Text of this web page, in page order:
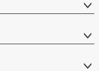
ップ